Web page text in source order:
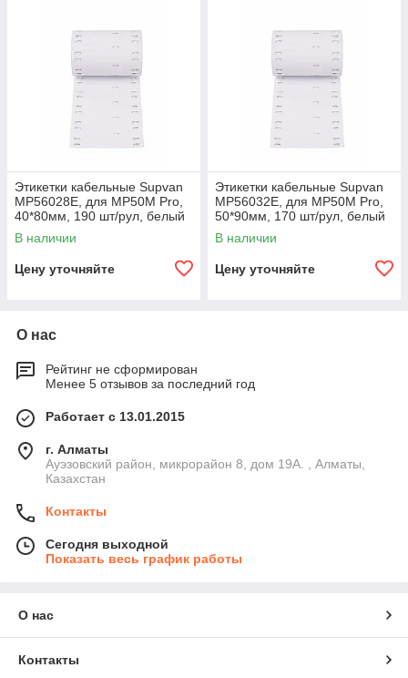
Этикетки кабельные Supvan
MP56028E, для MP50M Pro,
40*80мм, 190 шт/рул, белый
В наличии
Цену уточняйте
Этикетки кабельные Supvan
MP56032E, для MP50M Pro,
50*90мм, 170 шт/рул, белый
В наличии
Цену уточняйте
О нас
Рейтинг не сформирован
Менее 5 отзывов за последний год
Работает с 13.01.2015
г. Алматы
Ауэзовский район, микрорайон 8, дом 19А. , Алматы,
Казахстан
Контакты
Сегодня выходной
Показать весь график работы
О нас
Контакты